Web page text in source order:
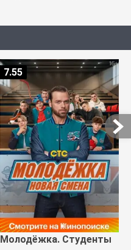
Молодёжка. Студенты
7.55